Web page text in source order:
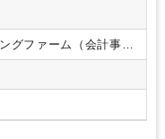
なりますが、必ず代表
ます。・相続案件は
れば携わることが可能
ただくことはありま
行うので、夜間や休日
間について】・2023年
グファーム（会計事務